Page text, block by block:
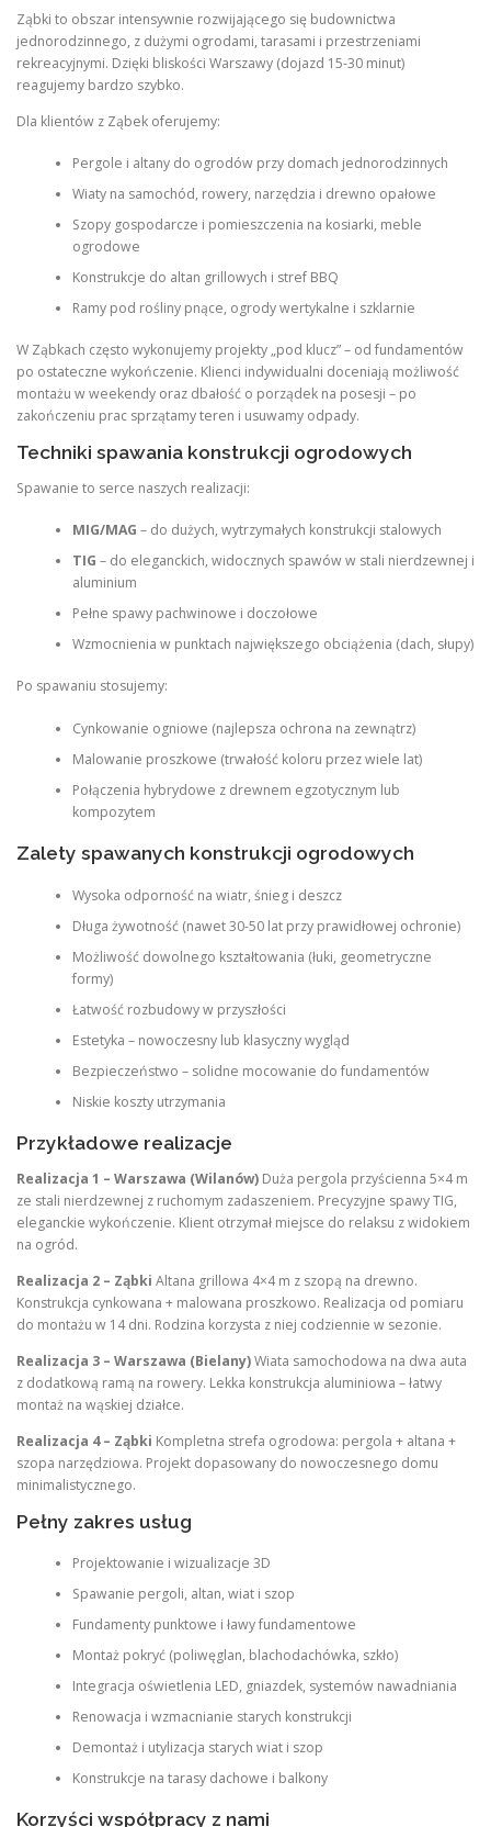
Ząbki to obszar intensywnie rozwijającego się budownictwa
jednorodzinnego, z dużymi ogrodami, tarasami i przestrzeniami
rekreacyjnymi. Dzięki bliskości Warszawy (dojazd 15-30 minut)
reagujemy bardzo szybko.
Dla klientów z Ząbek oferujemy:
Pergole i altany do ogrodów przy domach jednorodzinnych
Wiaty na samochód, rowery, narzędzia i drewno opałowe
Szopy gospodarcze i pomieszczenia na kosiarki, meble
ogrodowe
Konstrukcje do altan grillowych i stref BBQ
Ramy pod rośliny pnące, ogrody wertykalne i szklarnie
W Ząbkach często wykonujemy projekty „pod klucz” – od fundamentów
po ostateczne wykończenie. Klienci indywidualni doceniają możliwość
montażu w weekendy oraz dbałość o porządek na posesji – po
zakończeniu prac sprzątamy teren i usuwamy odpady.
Techniki spawania konstrukcji ogrodowych
Spawanie to serce naszych realizacji:
MIG/MAG – do dużych, wytrzymałych konstrukcji stalowych
TIG – do eleganckich, widocznych spawów w stali nierdzewnej i
aluminium
Pełne spawy pachwinowe i doczołowe
Wzmocnienia w punktach największego obciążenia (dach, słupy)
Po spawaniu stosujemy:
Cynkowanie ogniowe (najlepsza ochrona na zewnątrz)
Malowanie proszkowe (trwałość koloru przez wiele lat)
Połączenia hybrydowe z drewnem egzotycznym lub
kompozytem
Zalety spawanych konstrukcji ogrodowych
Wysoka odporność na wiatr, śnieg i deszcz
Długa żywotność (nawet 30-50 lat przy prawidłowej ochronie)
Możliwość dowolnego kształtowania (łuki, geometryczne
formy)
Łatwość rozbudowy w przyszłości
Estetyka – nowoczesny lub klasyczny wygląd
Bezpieczeństwo – solidne mocowanie do fundamentów
Niskie koszty utrzymania
Przykładowe realizacje
Realizacja 1 – Warszawa (Wilanów) Duża pergola przyścienna 5×4 m
ze stali nierdzewnej z ruchomym zadaszeniem. Precyzyjne spawy TIG,
eleganckie wykończenie. Klient otrzymał miejsce do relaksu z widokiem
na ogród.
Realizacja 2 – Ząbki Altana grillowa 4×4 m z szopą na drewno.
Konstrukcja cynkowana + malowana proszkowo. Realizacja od pomiaru
do montażu w 14 dni. Rodzina korzysta z niej codziennie w sezonie.
Realizacja 3 – Warszawa (Bielany)Wiata samochodowa na dwa auta
z dodatkową ramą na rowery. Lekka konstrukcja aluminiowa – łatwy
montaż na wąskiej działce.
Realizacja 4 – Ząbki Kompletna strefa ogrodowa: pergola + altana +
szopa narzędziowa. Projekt dopasowany do nowoczesnego domu
minimalistycznego.
Pełny zakres usług
Projektowanie i wizualizacje 3D
Spawanie pergoli, altan, wiat i szop
Fundamenty punktowe i ławy fundamentowe
Montaż pokryć (poliwęglan, blachodachówka, szkło)
Integracja oświetlenia LED, gniazdek, systemów nawadniania
Renowacja i wzmacnianie starych konstrukcji
Demontaż i utylizacja starych wiat i szop
Konstrukcje na tarasy dachowe i balkony
Korzyści współpracy z nami